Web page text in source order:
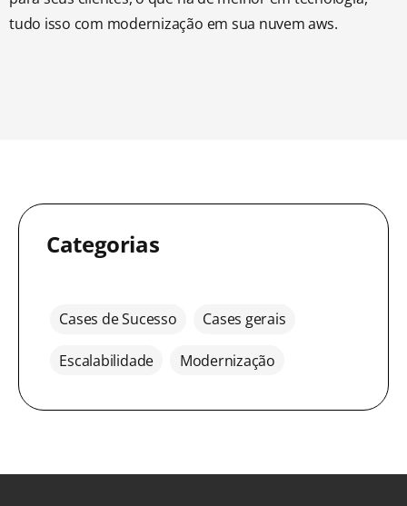
tudo isso com modernização em sua nuvem aws.
Categorias
Cases de Sucesso Cases gerais
Escalabilidade Modernização